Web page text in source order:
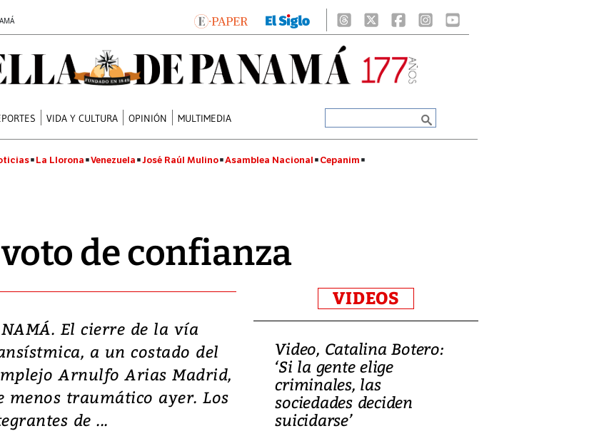
VIDA Y CULTURA OPINIÓN MULTIMEDIA
La Llorona Venezuela José Raúl Mulino Asamblea Nacional Cepanim
de confianza
El cierre de la vía
a un costado del
Arnulfo Arias Madrid,
menos traumático ayer. Los
de ...
VIDEOS
Video, Japón: Terremoto
deja heridos y graves
daños en Kumamoto
Video, Catalina Botero:
‘Si la gente elige
criminales, las
sociedades deciden
suicidarse’